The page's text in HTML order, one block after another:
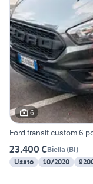
6
Ford transit custom 6
23.400 €Biella (BI)
Usato
10/2020